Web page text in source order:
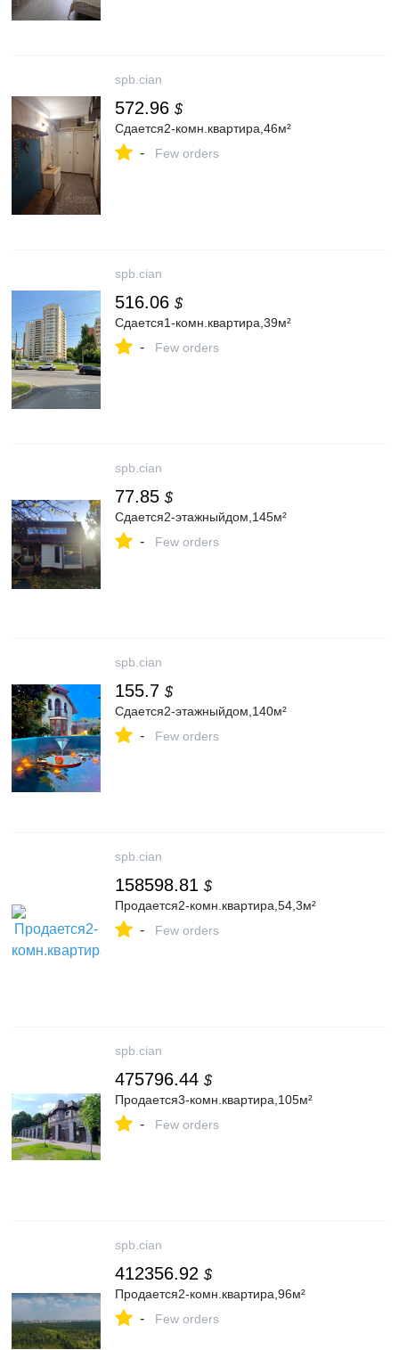
spb.cian
572.96 $
Сдается2-комн.квартира,46м²
- Few orders
spb.cian
516.06 $
Сдается1-комн.квартира,39м²
- Few orders
spb.cian
77.85 $
Сдается2-этажныйдом,145м²
- Few orders
spb.cian
155.7 $
Сдается2-этажныйдом,140м²
- Few orders
spb.cian
158598.81 $
Продается2-комн.квартира,54,3м²
- Few orders
spb.cian
475796.44 $
Продается3-комн.квартира,105м²
- Few orders
spb.cian
412356.92 $
Продается2-комн.квартира,96м²
- Few orders